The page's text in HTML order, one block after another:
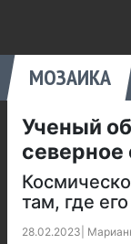
МОЗАИКА
Ученый
северное
там, где
28.02.2023